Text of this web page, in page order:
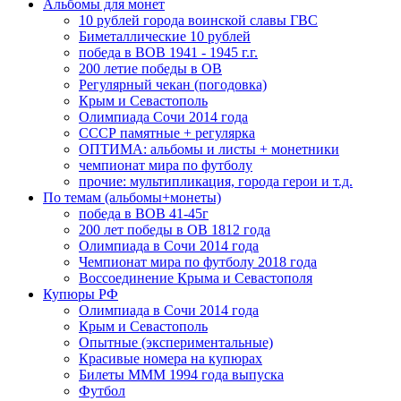
Альбомы для монет
10 рублей города воинской славы ГВС
Биметаллические 10 рублей
победа в ВОВ 1941 - 1945 г.г.
200 летие победы в ОВ
Регулярный чекан (погодовка)
Крым и Севастополь
Олимпиада Сочи 2014 года
СССР памятные + регулярка
ОПТИМА: альбомы и листы + монетники
чемпионат мира по футболу
прочие: мультипликация, города герои и т.д.
По темам (альбомы+монеты)
победа в ВОВ 41-45г
200 лет победы в ОВ 1812 года
Олимпиада в Сочи 2014 года
Чемпионат мира по футболу 2018 года
Воссоединение Крыма и Севастополя
Купюры РФ
Олимпиада в Сочи 2014 года
Крым и Севастополь
Опытные (экспериментальные)
Красивые номера на купюрах
Билеты МММ 1994 года выпуска
Футбол